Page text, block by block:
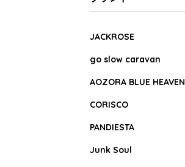
JACKROSE
go slow caravan
AOZORA BLUE HEAVEN
CORISCO
PANDIESTA
Junk Soul